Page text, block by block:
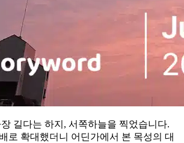
길다는 하지, 서쪽하늘을 찍었습니다.
로 확대했더니 어딘가에서 본 목성의 대